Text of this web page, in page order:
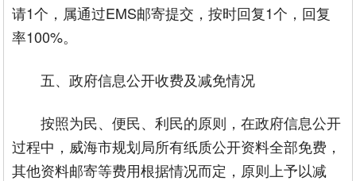
请1个，属通过EMS邮寄提交，按时回复1个，回复
率100%。
五、政府信息公开收费及减免情况
按照为民、便民、利民的原则，在政府信息公开
过程中，威海市规划局所有纸质公开资料全部免费，
其他资料邮寄等费用根据情况而定，原则上予以减